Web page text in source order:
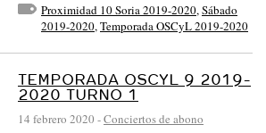
Proximidad 10 Soria 2019-2020,Sábado
2019-2020,Temporada OSCyL 2019-2020
TEMPORADA OSCYL 9 2019-
2020 TURNO 1
14 febrero 2020 -Conciertos de abono